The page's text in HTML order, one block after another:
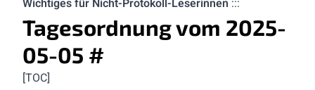
Tagesordnung vom 2025-
05-05 #
[TOC]